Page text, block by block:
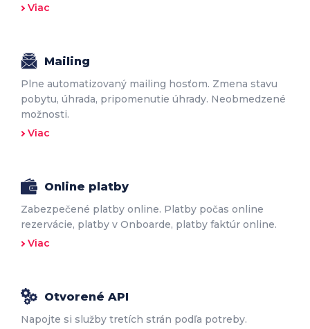
Viac
Mailing
Plne automatizovaný mailing hosťom. Zmena stavu
pobytu, úhrada, pripomenutie úhrady. Neobmedzené
možnosti.
Viac
Online platby
Zabezpečené platby online. Platby počas online
rezervácie, platby v Onboarde, platby faktúr online.
Viac
Otvorené API
Napojte si služby tretích strán podľa potreby.